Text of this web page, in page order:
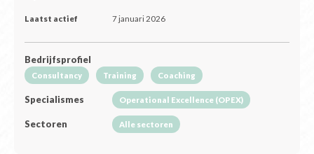
Laatst actief 7 januari 2026
Bedrijfsprofiel
Consultancy Training Coaching
Specialismes Operational Excellence (OPEX)
Sectoren Alle sectoren